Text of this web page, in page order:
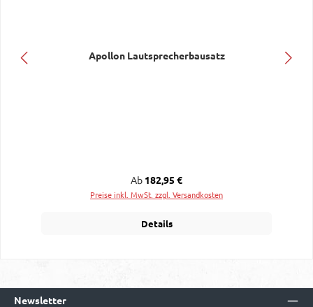
Apollon Lautsprecherbausatz
Regulärer Preis:
Ab 182,95 €
Preise inkl. MwSt. zzgl. Versandkosten
Details
Newsletter